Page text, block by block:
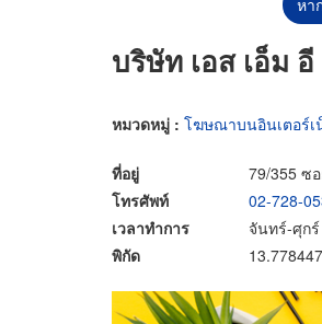
หา
บริษัท เอส เอ็ม
หมวดหมู่ : โฆษณาบนอินเตอร์เ
ที่อยู่
79/355 ซ
โทรศัพท์
02-728-
เวลาทำการ
จันทร์-ศุกร์
พิกัด